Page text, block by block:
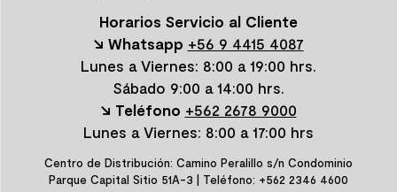
Horarios Servicio al Cliente
↘ Whatsapp +56 9 4415 4087
Lunes a Viernes: 8:00 a 19:00 hrs.
Sábado 9:00 a 14:00 hrs.
↘ Teléfono +562 2678 9000
Lunes a Viernes: 8:00 a 17:00 hrs
Centro de Distribución: Camino Peralillo s/n Condominio
Parque Capital Sitio 51A-3 | Teléfono: +562 2346 4600